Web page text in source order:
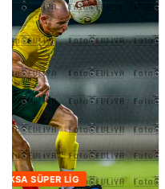
2023-2024 FUTBOL SEZONU